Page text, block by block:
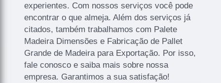
experientes. Com nossos serviços você pode
encontrar o que almeja. Além dos serviços já
citados, também trabalhamos com Palete
Madeira Dimensões e Fabricação de Pallet
Grande de Madeira para Exportação. Por isso,
fale conosco e saiba mais sobre nossa
empresa. Garantimos a sua satisfação!